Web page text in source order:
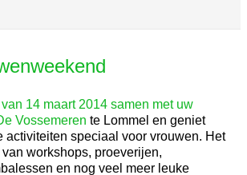
14 maart 2014 samen met uw
Vossemeren te Lommel en geniet
activiteiten speciaal voor vrouwen. Het
workshops, proeverijen,
en nog veel meer leuke